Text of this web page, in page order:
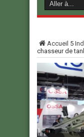
Accueil 5
chasseur de